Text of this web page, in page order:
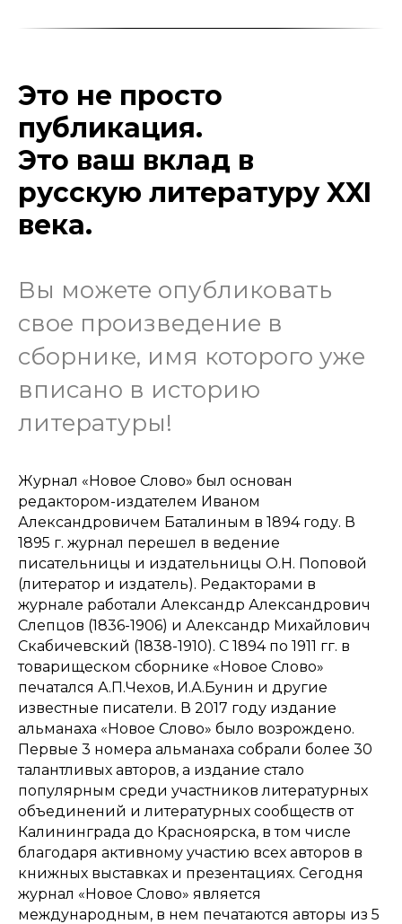
Это не просто
публикация.
Это ваш вклад в
русскую литературу XXI
века.
Вы можете опубликовать
свое произведение в
сборнике, имя которого уже
вписано в историю
литературы!
Журнал «Новое Слово» был основан
редактором-издателем Иваном
Александровичем Баталиным в 1894 году. В
1895 г. журнал перешел в ведение
писательницы и издательницы О.Н. Поповой
(литератор и издатель). Редакторами в
журнале работали Александр Александрович
Слепцов (1836-1906) и Александр Михайлович
Скабичевский (1838-1910). С 1894 по 1911 гг. в
товарищеском сборнике «Новое Слово»
печатался А.П.Чехов, И.А.Бунин и другие
известные писатели. В 2017 году издание
альманаха «Новое Слово» было возрождено.
Первые 3 номера альманаха собрали более 30
талантливых авторов, а издание стало
популярным среди участников литературных
объединений и литературных сообществ от
Калининграда до Красноярска, в том числе
благодаря активному участию всех авторов в
книжных выставках и презентациях. Сегодня
журнал «Новое Слово» является
международным, в нем печатаются авторы из 5